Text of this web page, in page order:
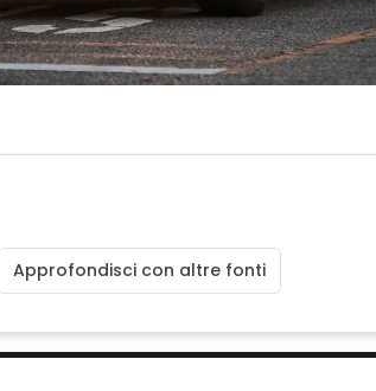
Approfondisci con altre fonti